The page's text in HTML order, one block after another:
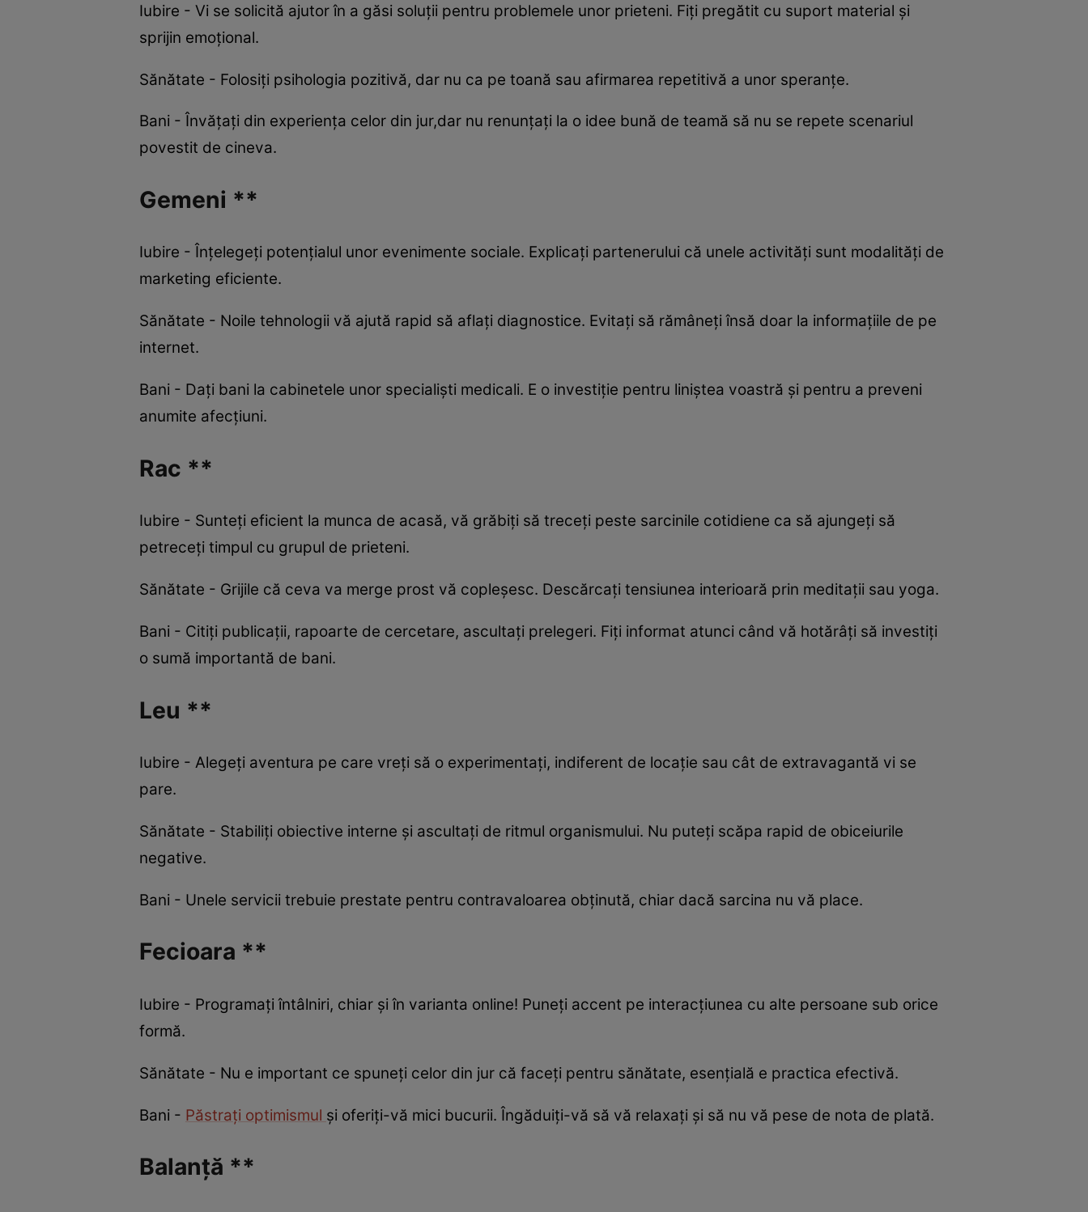
Iubire - Vi se solicită ajutor în a găsi soluții pentru problemele unor prieteni. Fiți pregătit cu suport material și
sprijin emoțional.
Sănătate - Folosiți psihologia pozitivă, dar nu ca pe toană sau afirmarea repetitivă a unor speranțe.
Bani - Învățați din experiența celor din jur,dar nu renunțați la o idee bună de teamă să nu se repete scenariul
povestit de cineva.
Gemeni **
Iubire - Înțelegeți potențialul unor evenimente sociale. Explicați partenerului că unele activități sunt modalități de
marketing eficiente.
Sănătate - Noile tehnologii vă ajută rapid să aflați diagnostice. Evitați să rămâneți însă doar la informațiile de pe
internet.
Bani - Dați bani la cabinetele unor specialiști medicali. E o investiție pentru liniștea voastră și pentru a preveni
anumite afecțiuni.
Rac **
Iubire - Sunteți eficient la munca de acasă, vă grăbiți să treceți peste sarcinile cotidiene ca să ajungeți să
petreceți timpul cu grupul de prieteni.
Sănătate - Grijile că ceva va merge prost vă copleșesc. Descărcați tensiunea interioară prin meditații sau yoga.
Bani - Citiți publicații, rapoarte de cercetare, ascultați prelegeri. Fiți informat atunci când vă hotărâți să investiți
o sumă importantă de bani.
Leu **
Iubire - Alegeți aventura pe care vreți să o experimentați, indiferent de locație sau cât de extravagantă vi se
pare.
Sănătate - Stabiliți obiective interne și ascultați de ritmul organismului. Nu puteți scăpa rapid de obiceiurile
negative.
Bani - Unele servicii trebuie prestate pentru contravaloarea obținută, chiar dacă sarcina nu vă place.
Fecioara **
Iubire - Programați întâlniri, chiar și în varianta online! Puneți accent pe interacțiunea cu alte persoane sub orice
formă.
Sănătate - Nu e important ce spuneți celor din jur că faceți pentru sănătate, esențială e practica efectivă.
Bani - Păstrați optimismul și oferiți-vă mici bucurii. Îngăduiți-vă să vă relaxați și să nu vă pese de nota de plată.
Balanță **